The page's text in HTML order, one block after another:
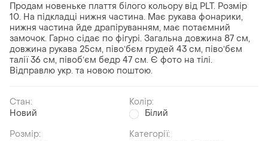
Продам новеньке плаття білого кольору від PLT. Розмір
10. На підкладці нижня частина. Має рукава фонарики,
нижня частина йде драпіруванням, має потаємний
замочок. Гарно сідає по фігурі. Загальна довжина 87 см,
довжина рукава 25см, півоʼбєм грудей 43 см, півоʼбєм
талії 36 см, півобʼєм бедр 47 см. Є фото на тілі.
Відправлю укр. та новою поштою.
Стан:
Новий
Колір:
Білий
Розмір:
Категорії: